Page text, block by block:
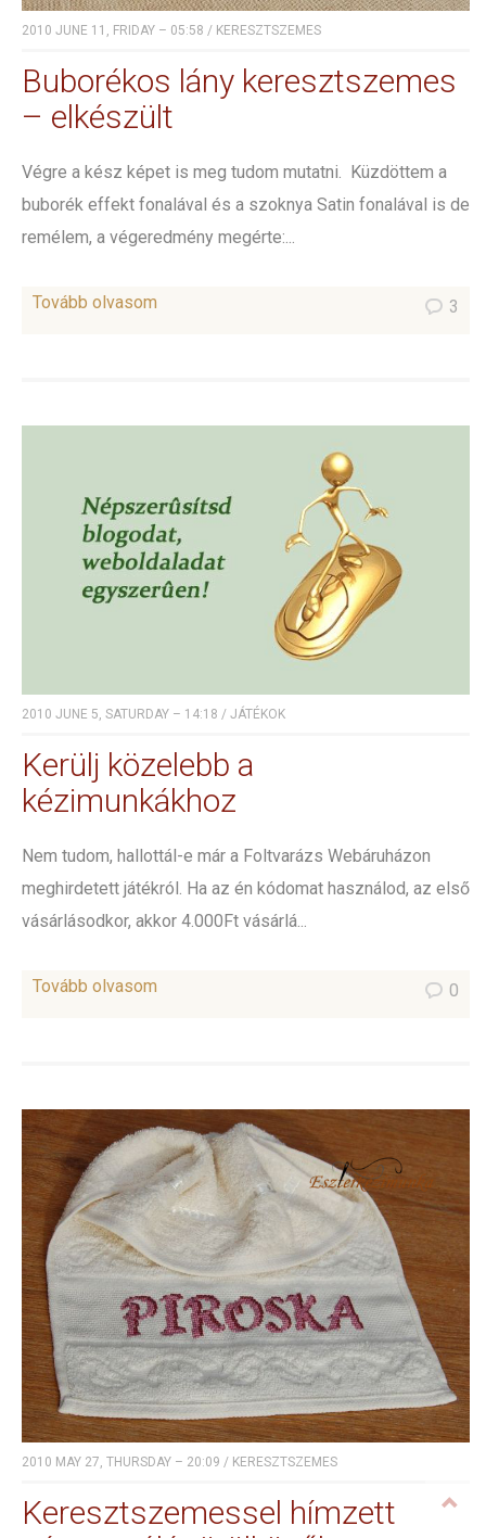
2010 JUNE 11, FRIDAY – 05:58 / KERESZTSZEMES
Buborékos lány keresztszemes
– elkészült
Végre a kész képet is meg tudom mutatni. Küzdöttem a
buborék effekt fonalával és a szoknya Satin fonalával is de
remélem, a végeredmény megérte:...
Tovább olvasom 3
2010 JUNE 5, SATURDAY – 14:18 / JÁTÉKOK
Kerülj közelebb a
kézimunkákhoz
Nem tudom, hallottál-e már a Foltvarázs Webáruházon
meghirdetett játékról. Ha az én kódomat használod, az első
vásárlásodkor, akkor 4.000Ft vásárlá...
Tovább olvasom 0
2010 MAY 27, THURSDAY – 20:09 / KERESZTSZEMES
Keresztszemessel hímzett